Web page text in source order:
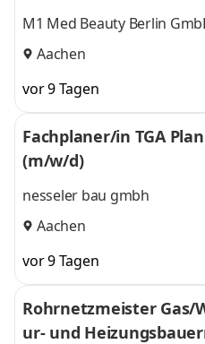
M1 Med Beauty Berlin
Aachen
vor 9 Tagen
Fachplaner/in TGA
(m/w/d)
nesseler bau gmbh
Aachen
vor 9 Tagen
Rohrnetzmeister Gas/
ur- und